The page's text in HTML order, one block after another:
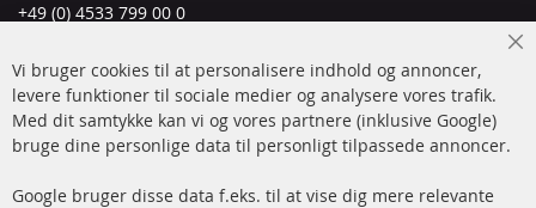
+49 (0) 4533 799 00 0
info@contra-automotive.de
www.contra-automotive.de
Facebook
Instagram
Hurtige links Kundeservice
Vi bruger cookies til at personalisere indhold og annoncer,
levere funktioner til sociale medier og analysere vores trafik.
Med dit samtykke kan vi og vores partnere (inklusive Google)
bruge dine personlige data til personligt tilpassede annoncer.
Google bruger disse data f.eks. til at vise dig mere relevante